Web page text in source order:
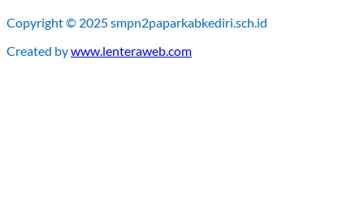
Copyright © 2025 smpn2paparkabkediri.sch.id
Created bywww.lenteraweb.com